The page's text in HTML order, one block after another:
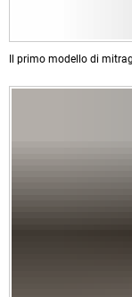
Il primo modello di